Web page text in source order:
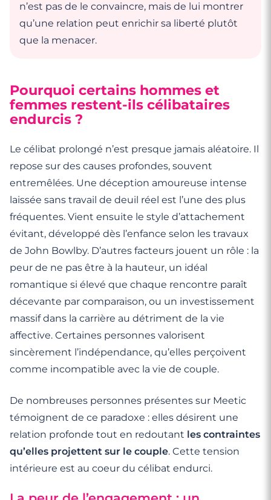
n’est pas de le convaincre, mais de lui montrer
qu’une relation peut enrichir sa liberté plutôt
que la menacer.
Pourquoi certains hommes et
femmes restent-ils célibataires
endurcis ?
Le célibat prolongé n’est presque jamais aléatoire. Il
repose sur des causes profondes, souvent
entremêlées. Une déception amoureuse intense
laissée sans travail de deuil réel est l’une des plus
fréquentes. Vient ensuite le style d’attachement
évitant, développé dès l’enfance selon les travaux
de John Bowlby. D’autres facteurs jouent un rôle : la
peur de ne pas être à la hauteur, un idéal
romantique si élevé que chaque rencontre paraît
décevante par comparaison, ou un investissement
massif dans la carrière au détriment de la vie
affective. Certaines personnes valorisent
sincèrement l’indépendance, qu’elles perçoivent
comme incompatible avec la vie de couple.
De nombreuses personnes présentes sur Meetic
témoignent de ce paradoxe : elles désirent une
relation profonde tout en redoutant les contraintes
qu’elles projettent sur le couple. Cette tension
intérieure est au coeur du célibat endurci.